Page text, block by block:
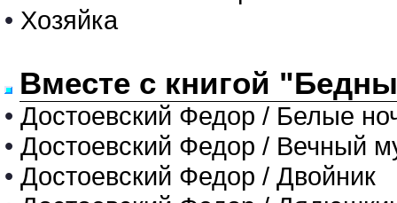
• Хозяйка
Вместе с книгой
• Достоевский Федор / Белые
• Достоевский Федор / Вечный
• Достоевский Федор / Двойник